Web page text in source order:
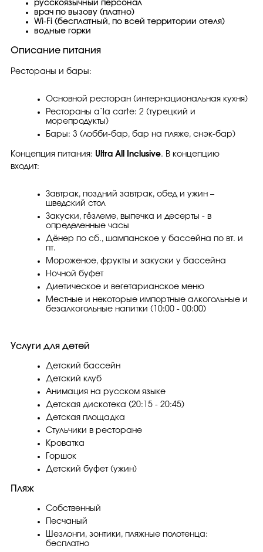
русскоязычный персонал
врач по вызову (платно)
Wi-Fi (бесплатный, по всей территории отеля)
водные горки
Описание питания
Рестораны и бары:
Основной ресторан (интернациональная кухня)
Рестораны a`la carte: 2 (турецкий и
морепродукты)
Бары: 3 (лобби-бар, бар на пляже, снэк-бар)
Концепция питания: Ultra All Inclusive. В концепцию
входит:
Завтрак, поздний завтрак, обед и ужин –
шведский стол
Закуски, гёзлеме, выпечка и десерты - в
определенные часы
Дёнер по сб., шампанское у бассейна по вт. и
пт.
Мороженое, фрукты и закуски у бассейна
Ночной буфет
Диетическое и вегетарианское меню
Местные и некоторые импортные алкогольные и
безалкогольные напитки (10:00 - 00:00)
Услуги для детей
Детский бассейн
Детский клуб
Анимация на русском языке
Детская дискотека (20:15 - 20:45)
Детская площадка
Стульчики в ресторане
Кроватка
Горшок
Детский буфет (ужин)
Пляж
Собственный
Песчаный
Шезлонги, зонтики, пляжные полотенца:
бесплатно